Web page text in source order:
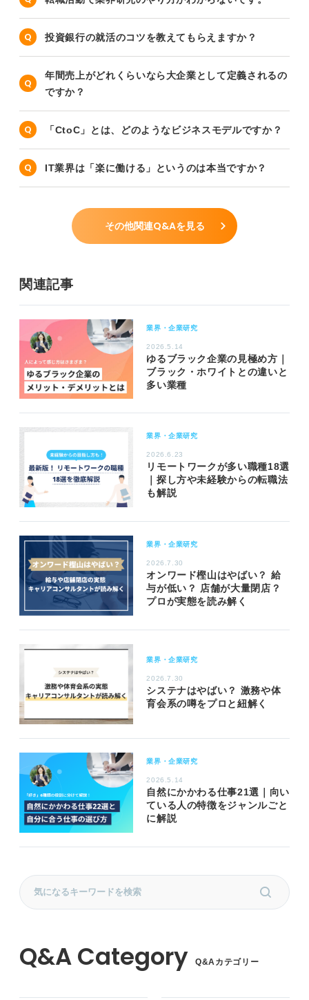
投資銀行の就活のコツを教えてもらえますか？
年間売上がどれくらいなら大企業として定義されるの
ですか？
「CtoC」とは、どのようなビジネスモデルですか？
IT業界は「楽に働ける」というのは本当ですか？
その他関連Q&Aを見る
関連記事
業界・企業研究
2026.5.14
ゆるブラック企業の見極め方｜
ブラック・ホワイトとの違いと
多い業種
業界・企業研究
2026.6.23
リモートワークが多い職種18選
｜探し方や未経験からの転職法
も解説
業界・企業研究
2026.7.30
オンワード樫山はやばい？ 給
与が低い？ 店舗が大量閉店？
プロが実態を読み解く
業界・企業研究
2026.7.30
システナはやばい？ 激務や体
育会系の噂をプロと紐解く
業界・企業研究
2026.5.14
自然にかかわる仕事21選｜向い
ている人の特徴をジャンルごと
に解説
Q&Aカテゴリー